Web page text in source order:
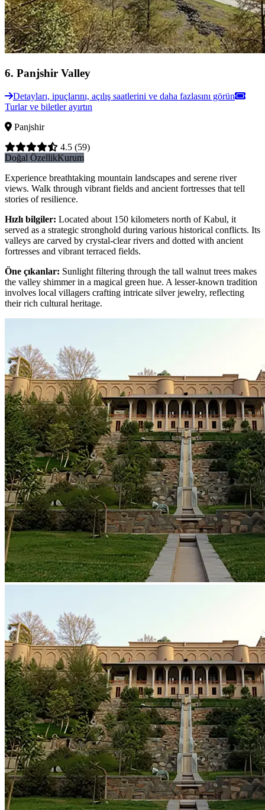
6. Panjshir Valley
Detayları, ipuçlarını, açılış saatlerini ve daha fazlasını görün
Turlar ve biletler ayırtın
Panjshir
4.5 (59)
Doğal ÖzellikKurum
Experience breathtaking mountain landscapes and serene river
views. Walk through vibrant fields and ancient fortresses that tell
stories of resilience.
Hızlı bilgiler: Located about 150 kilometers north of Kabul, it
served as a strategic stronghold during various historical conflicts. Its
valleys are carved by crystal-clear rivers and dotted with ancient
fortresses and vibrant terraced fields.
Öne çıkanlar: Sunlight filtering through the tall walnut trees makes
the valley shimmer in a magical green hue. A lesser-known tradition
involves local villagers crafting intricate silver jewelry, reflecting
their rich cultural heritage.